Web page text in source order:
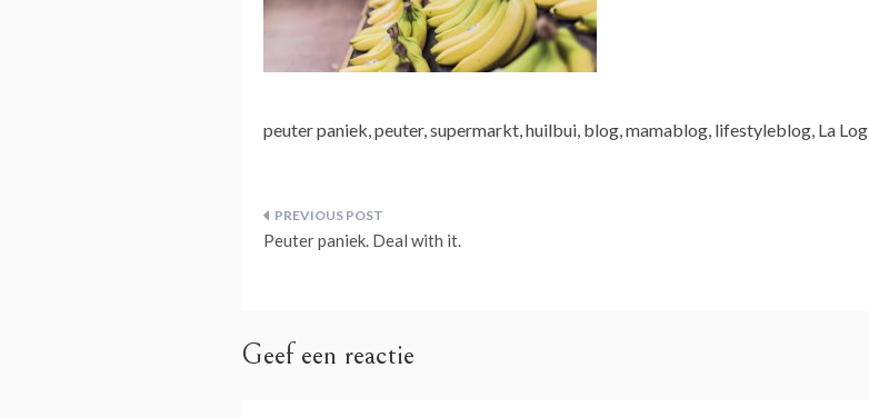
peuter paniek, peuter, supermarkt, huilbui, blog, mamablog, lifestyleblog, La Log
Bericht
Peuter paniek. Deal with it.
Geef een reactie